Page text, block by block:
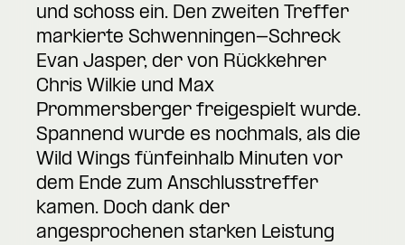
und schoss ein. Den zweiten Treffer
markierte Schwenningen-Schreck
Evan Jasper, der von Rückkehrer
Chris Wilkie und Max
Prommersberger freigespielt wurde.
Spannend wurde es nochmals, als die
Wild Wings fünfeinhalb Minuten vor
dem Ende zum Anschlusstreffer
kamen. Doch dank der
angesprochenen starken Leistung